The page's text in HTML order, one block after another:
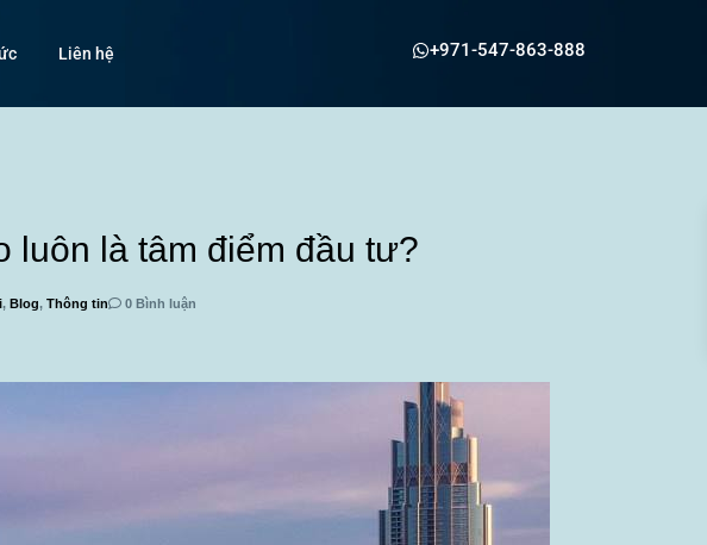
Liên hệ +971-547-863-888
luôn là tâm điểm đầu tư?
, Blog, Thông tin 0 Bình luận